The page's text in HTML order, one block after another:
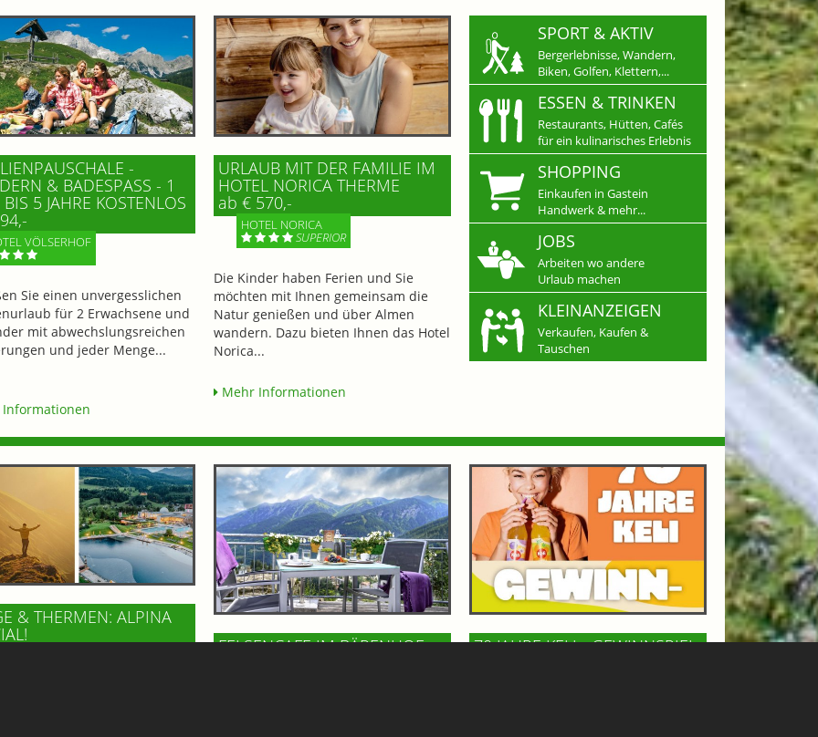
-
& BADESPASS - 1 K
5 JAHRE KOSTENLOS
VÖLSERHOF
Sie einen unvergesslichen
für 2 Erwachsene und
mit abwechslungsreichen
und jeder Menge...
URLAUB MIT DER FAMILIE IM
HOTEL NORICA THERME
ab € 570,-
HOTEL NORICA
SUPERIOR
Die Kinder haben Ferien und Sie
möchten mit Ihnen gemeinsam die
Natur genießen und über Almen
wandern. Dazu bieten Ihnen das Hotel
Norica...
Mehr Informationen
SPORT & AKTIV
Bergerlebnisse, Wandern,
Biken, Golfen, Klettern,...
ESSEN & TRINKEN
Restaurants, Hütten, Cafés
für ein kulinarisches Erlebnis
SHOPPING
Einkaufen in Gastein
Handwerk & mehr...
JOBS
Arbeiten wo andere
Urlaub machen
KLEINANZEIGEN
Verkaufen, Kaufen &
Tauschen
& THERMEN: ALPINA
FELSENCAFE IM BÄRENHOF 70 JAHRE KELI - GEWINNSPIEL